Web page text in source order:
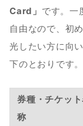
Card」 です。一
自由なので、初
光したい方に向
下のとおりです。
券種・チケット
称